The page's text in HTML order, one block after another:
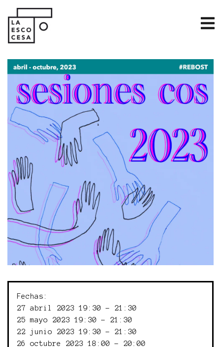
Fechas:
27 abril 2023 19:30 - 21:30
25 mayo 2023 19:30 - 21:30
22 junio 2023 19:30 - 21:30
26 octubre 2023 18:00 - 20:00